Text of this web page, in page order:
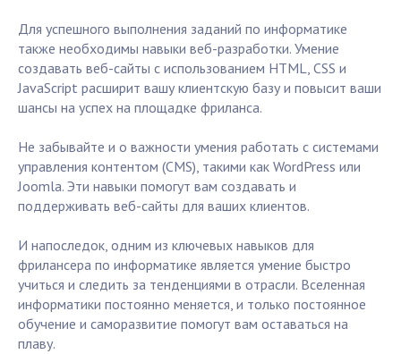
Для успешного выполнения заданий по информатике
также необходимы навыки веб-разработки. Умение
создавать веб-сайты с использованием HTML, CSS и
JavaScript расширит вашу клиентскую базу и повысит ваши
шансы на успех на площадке фриланса.
Не забывайте и о важности умения работать с системами
управления контентом (CMS), такими как WordPress или
Joomla. Эти навыки помогут вам создавать и
поддерживать веб-сайты для ваших клиентов.
И напоследок, одним из ключевых навыков для
фрилансера по информатике является умение быстро
учиться и следить за тенденциями в отрасли. Вселенная
информатики постоянно меняется, и только постоянное
обучение и саморазвитие помогут вам оставаться на
плаву.